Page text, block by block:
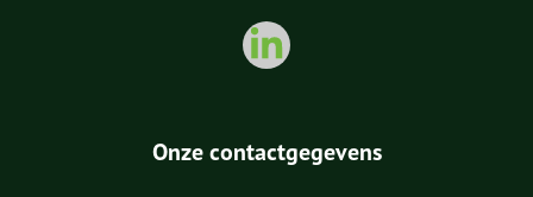
Onze contactgegevens